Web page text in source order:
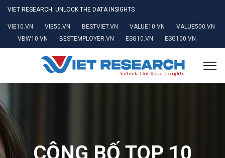
VIET RESEARCH: UNLOCK THE DATA INSIGHTS
VIE10.VN VIE50.VN BESTVIET.VN VALUE10.VN
VALUE500.VN
VBW10.VN
BESTEMPLOYER.VN ESG10.VN ESG100.VN
CÔNG BỐ TOP 10